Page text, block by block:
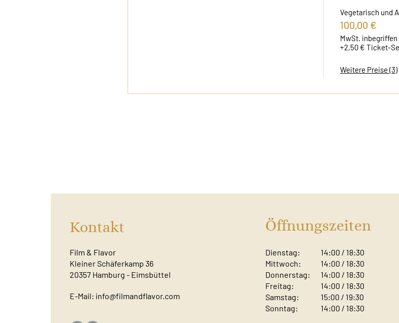
Vegetarisch und
100,00 €
MwSt. inbegriffen
+2,50 € Ticket-
Weitere Preise (3)
Kontakt
Film & Flavor
Kleiner Schäferkamp 36
20357 Hamburg - Eimsbüttel
E-Mail: info@filmandflavor.com
Öffnungszeiten
Dienstag:
Mittwoch:
Donnerstag:
Freitag:
Samstag:
Sonntag: ​
14:00 / 18:30
14:00 / 18:30
14:00 / 18:30
14:00 / 18:30
15:00 / 19:30
14:00 / 18:30